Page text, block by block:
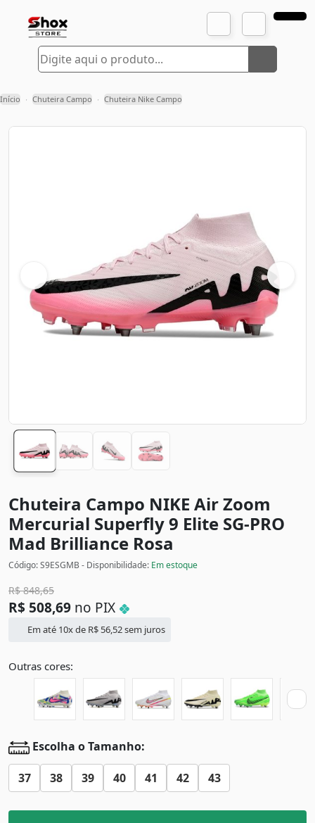
Início › Chuteira Campo › Chuteira Nike Campo
Chuteira Campo NIKE Air Zoom
Mercurial Superfly 9 Elite SG-PRO
Mad Brilliance Rosa
Código: S9ESGMB - Disponibilidade: Em estoque
R$848,65
R$ 508,69 no PIX
Em até 10x de R$ 56,52sem juros
Outras cores:
Escolha o Tamanho:
37 38 39 40 41 42 43